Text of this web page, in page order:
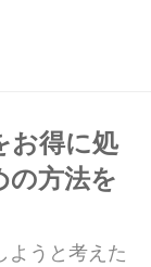
めきれてい
に申し込み
ジュールの
そこで、ク
金額を調べ
クルマの査定
お得に処
の方法を
ようと考えた